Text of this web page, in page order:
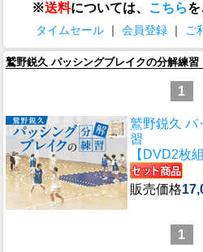
※送料については、 こちらを
タイムセール ｜ 会員登録 ｜ ご
鷲野鋭久 パッシングブレイクの分解練習
1
鷲野鋭久 パ
習
【DVD2枚
販売価格
1